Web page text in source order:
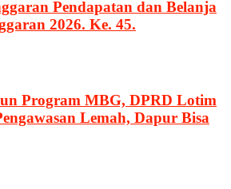
Pendapatan dan Belanja
2026. Ke. 45.
Program MBG, DPRD Lotim
Lemah, Dapur Bisa